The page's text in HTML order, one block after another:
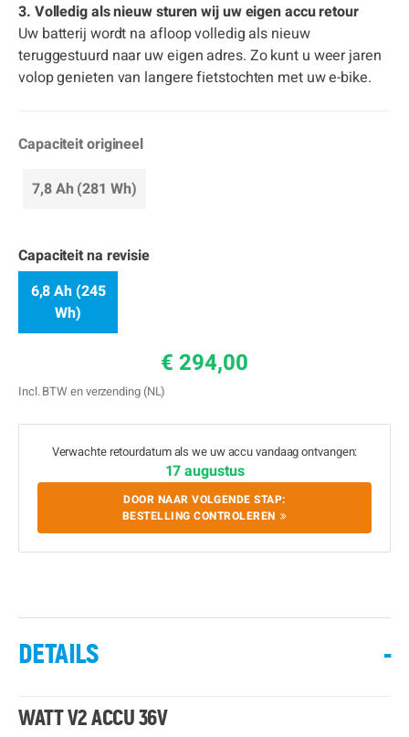
3. Volledig als nieuw sturen wij uw eigen accu retour
Uw batterij wordt na afloop volledig als nieuw
teruggestuurd naar uw eigen adres. Zo kunt u weer jaren
volop genieten van langere fietstochten met uw e-bike.
Capaciteit origineel
7,8 Ah (281 Wh)
Capaciteit na revisie
6,8 Ah (245
Wh)
€ 294,00
Incl. BTW en verzending (NL)
Verwachte retourdatum als we uw accu vandaag ontvangen:
17 augustus
DOOR NAAR VOLGENDE STAP:
BESTELLING CONTROLEREN
DETAILS -
WATT V2 ACCU 36V